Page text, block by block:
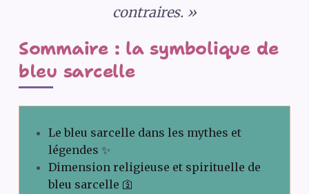
contraires. »
Sommaire : la symbolique de
bleu sarcelle
Le bleu sarcelle dans les mythes et
légendes ✨
Dimension religieuse et spirituelle de
bleu sarcelle 🛐